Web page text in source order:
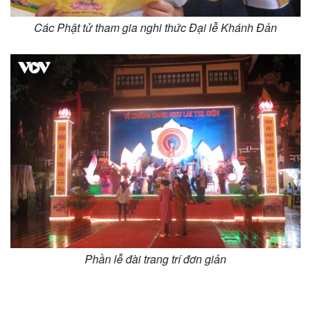
Các Phật tử tham gia nghi thức Đại lễ Khánh Đản
Phần lễ đài trang trí đơn giản